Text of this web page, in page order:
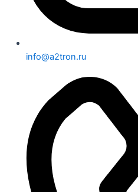
info@a2tron.ru